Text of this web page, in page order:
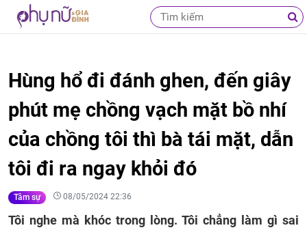
Hùng hổ đi đánh ghen, đến giây
phút mẹ chồng vạch mặt bồ nhí
của chồng tôi thì bà tái mặt, dẫn
tôi đi ra ngay khỏi đó
Tâm sự 08/05/2024 22:36
Tôi nghe mà khóc trong lòng. Tôi chẳng làm gì sai